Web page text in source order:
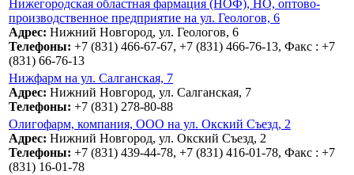
Нижегородская областная фармация (НОФ), НО, оптово-
производственное предприятие на ул. Геологов, 6
Адрес: Нижний Новгород, ул. Геологов, 6
Телефоны: +7 (831) 466-67-67, +7 (831) 466-76-13, Факс : +7
(831) 66-76-13
Нижфарм на ул. Салганская, 7
Адрес: Нижний Новгород, ул. Салганская, 7
Телефоны: +7 (831) 278-80-88
Олигофарм, компания, ООО на ул. Окский Съезд, 2
Адрес: Нижний Новгород, ул. Окский Съезд, 2
Телефоны: +7 (831) 439-44-78, +7 (831) 416-01-78, Факс : +7
(831) 16-01-78